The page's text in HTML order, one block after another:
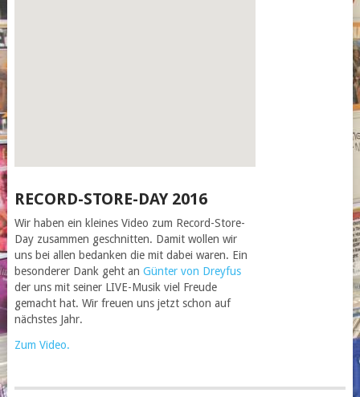
RECORD-STORE-DAY 2016
Wir haben ein kleines Video zum Record-Store-
Day zusammen geschnitten. Damit wollen wir
uns bei allen bedanken die mit dabei waren. Ein
besonderer Dank geht an Günter von Dreyfus
der uns mit seiner LIVE-Musik viel Freude
gemacht hat. Wir freuen uns jetzt schon auf
nächstes Jahr.
Zum Video.